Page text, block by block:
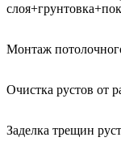
Монтаж
Очистка рустов от
Заделка трещин